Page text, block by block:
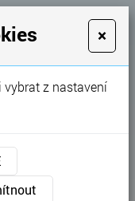
ploty ...
×
vybrat z nastavení